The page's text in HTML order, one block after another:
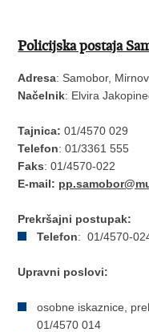
Policijska postaja
Adresa: Samobor,
Načelnik: Elvira
Tajnica:01/4570 029
Telefon: 01/3361 555
Faks: 01/4570-022
E-mail:
Prekršajni postupak:
Telefon: 01/4570-
Upravni poslovi:
osobne iskaznice,
01/4570 014